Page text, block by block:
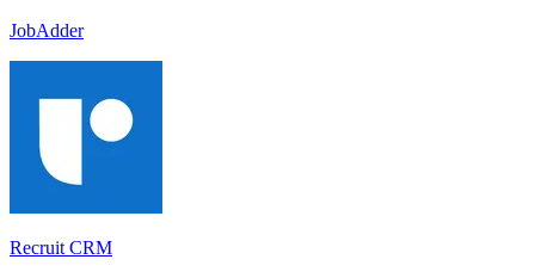
JobAdder
Recruit CRM